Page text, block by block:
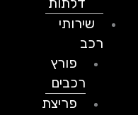
שירותי
פורץ
רכבים
פריצת